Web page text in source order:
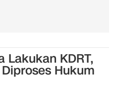
Lakukan KDRT,
Hukum